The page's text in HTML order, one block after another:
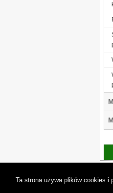
Ta strona używa plików cookies i